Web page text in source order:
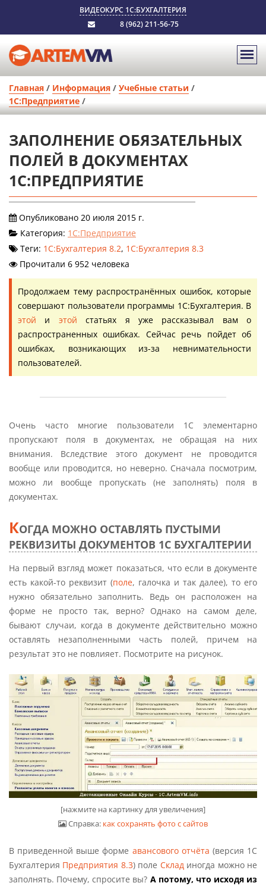
ВИДЕОКУРС 1С:БУХГАЛТЕРИЯ
8 (962) 211-56-75
Главная / Информация / Учебные статьи /
1С:Предприятие /
ЗАПОЛНЕНИЕ ОБЯЗАТЕЛЬНЫХ
ПОЛЕЙ В ДОКУМЕНТАХ
1С:ПРЕДПРИЯТИЕ
Опубликовано 20 июля 2015 г.
Категория: 1С:Предприятие
Теги: 1С:Бухгалтерия 8.2, 1С:Бухгалтерия 8.3
Прочитали 6 952 человека
Продолжаем тему распространённых ошибок, которые
совершают пользователи программы 1С:Бухгалтерия. В
этой и этой статьях я уже рассказывал вам о
распространенных ошибках. Сейчас речь пойдет об
ошибках, возникающих из-за невнимательности
пользователей.
Очень часто многие пользователи 1С элементарно
пропускают поля в документах, не обращая на них
внимания. Вследствие этого документ не проводится
вообще или проводится, но неверно. Сначала посмотрим,
можно ли вообще пропускать (не заполнять) поля в
документах.
КОГДА МОЖНО ОСТАВЛЯТЬ ПУСТЫМИ
РЕКВИЗИТЫ ДОКУМЕНТОВ 1С БУХГАЛТЕРИИ
На первый взгляд может показаться, что если в документе
есть какой-то реквизит (поле, галочка и так далее), то его
нужно обязательно заполнить. Ведь он расположен на
форме не просто так, верно? Однако на самом деле,
бывают случаи, когда в документе действительно можно
оставлять незаполненными часть полей, причем на
результат это не повлияет. Посмотрите на рисунок.
[нажмите на картинку для увеличения]
Справка: как сохранять фото с сайтов
В приведенной выше форме авансового отчёта (версия 1С
Бухгалтерия Предприятия 8.3) поле Складиногда можно не
заполнять. Почему, спросите вы? А потому, что исходя из